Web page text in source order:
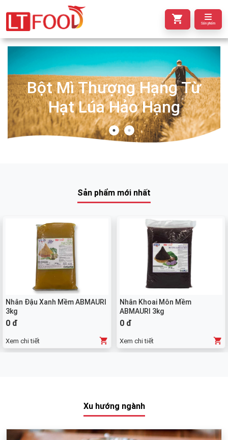
Sản phẩm
Bột Mì Thượng Hạng Từ
Hạt Lúa Hảo Hạng
Sản phẩm mới nhất
Nhân Đậu Xanh Mềm ABMAURI
3kg
0 đ
Xem chi tiết
Nhân Khoai Môn Mềm
ABMAURI 3kg
0 đ
Xem chi tiết
Xu hướng ngành